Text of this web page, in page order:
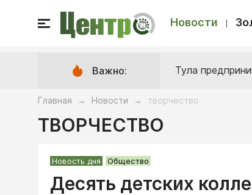
Новости
Важно: Тула
Главная → Новости → творчество
ТВОРЧЕСТВО
Новость дня Общество
Десять детских